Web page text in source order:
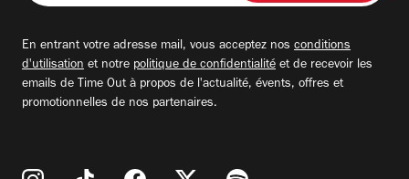
adresse
En entrant votre adresse mail, vous acceptez nos conditions
d'utilisation et notre politique de confidentialité et de recevoir les
emails de Time Out à propos de l'actualité, évents, offres et
promotionnelles de nos partenaires.